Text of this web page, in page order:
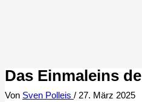
Das Einmaleins
Von Sven Polleis / 27. März 2025